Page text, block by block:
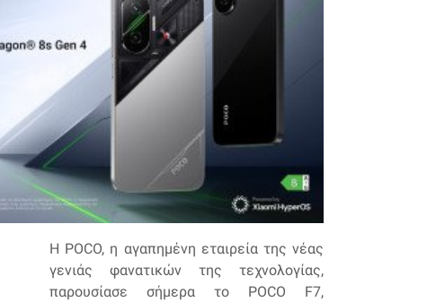
Η POCO, η αγαπημένη εταιρεία της νέας
γενιάς φανατικών της τεχνολογίας,
παρουσίασε σήμερα το POCO F7,